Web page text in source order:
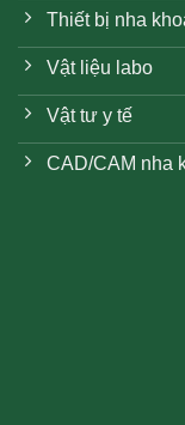
Thiết bị nha
Vật liệu labo
Vật tư y tế
CAD/CAM nha